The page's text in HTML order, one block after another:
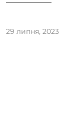
29 липня, 2023